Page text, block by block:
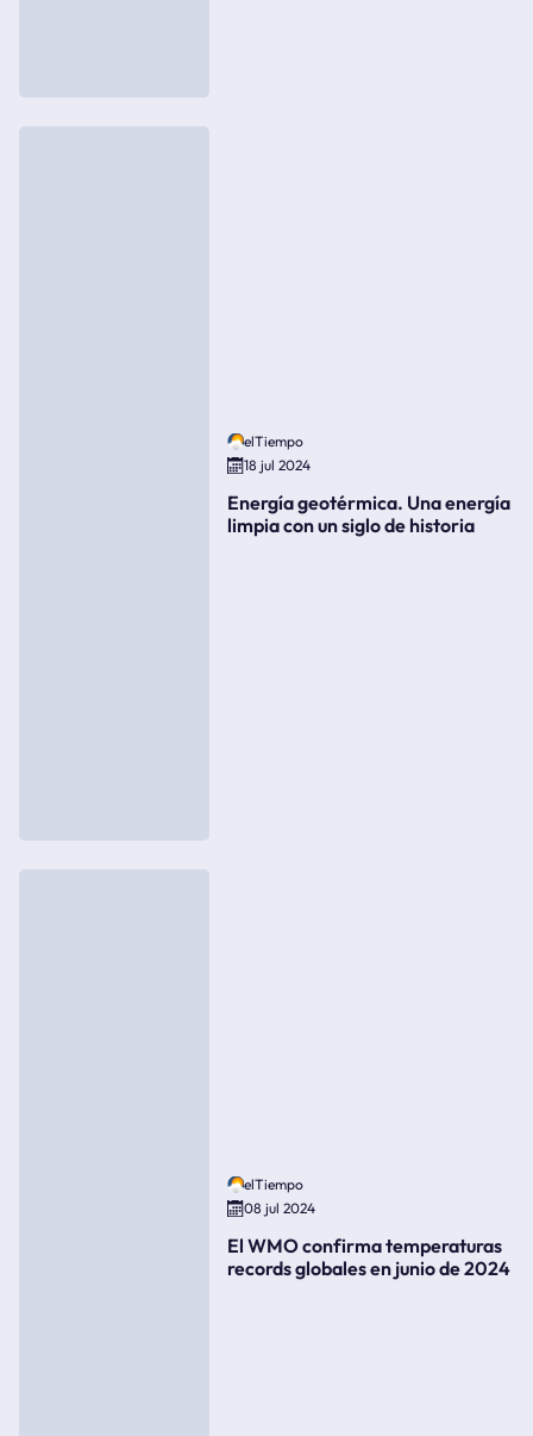
elTiempo
18 jul 2024
Energía geotérmica. Una energía
limpia con un siglo de historia
elTiempo
08 jul 2024
El WMO confirma temperaturas
records globales en junio de 2024